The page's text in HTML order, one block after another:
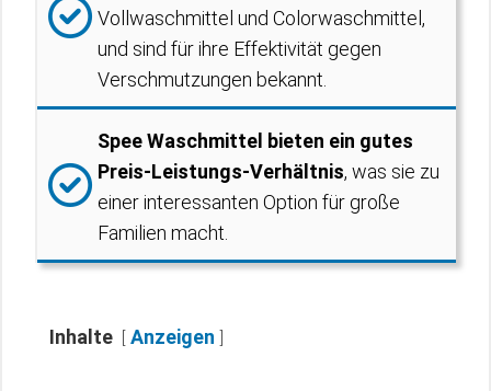
Vollwaschmittel und Colorwaschmittel,
und sind für ihre Effektivität gegen
Verschmutzungen bekannt.
Spee Waschmittel bieten ein gutes
Preis-Leistungs-Verhältnis, was sie zu
einer interessanten Option für große
Familien macht.
Inhalte Anzeigen